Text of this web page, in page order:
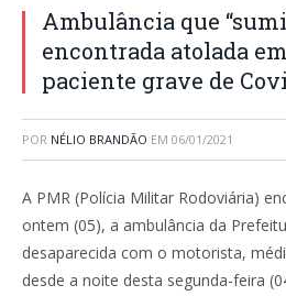
Ambulância que
encontrada atolada
paciente grave de
POR NÉLIO BRANDÃO EM 06/01/2021
A PMR (Polícia Militar Rodoviária)
ontem (05), a ambulância da
desaparecida com o motorista,
desde a noite desta segunda-feira